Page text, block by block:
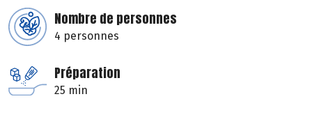
Nombre de personnes
4 personnes
Préparation
25 min